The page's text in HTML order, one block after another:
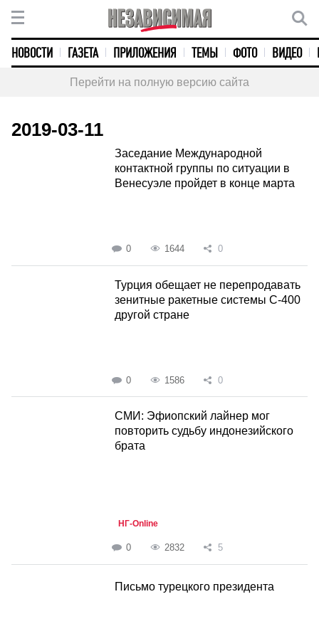
НОВОСТИ ГАЗЕТА ПРИЛОЖЕНИЯ ТЕМЫ ФОТО ВИДЕО
Перейти на полную версию сайта
2019-03-11
Заседание Международной
контактной группы по ситуации в
Венесуэле пройдет в конце марта
0 1644 0
Турция обещает не перепродавать
зенитные ракетные системы С-400
другой стране
0 1586 0
СМИ: Эфиопский лайнер мог
повторить судьбу индонезийского
брата
НГ-Online
0 2832 5
Письмо турецкого президента